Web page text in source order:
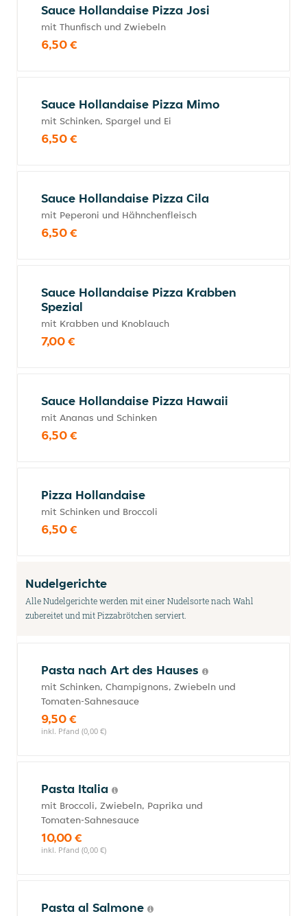
Sauce Hollandaise Pizza Josi
mit Thunfisch und Zwiebeln
6,50 €
Sauce Hollandaise Pizza Mimo
mit Schinken, Spargel und Ei
6,50 €
Sauce Hollandaise Pizza Cila
mit Peperoni und Hähnchenfleisch
6,50 €
Sauce Hollandaise Pizza Krabben
Spezial
mit Krabben und Knoblauch
7,00 €
Sauce Hollandaise Pizza Hawaii
mit Ananas und Schinken
6,50 €
Pizza Hollandaise
mit Schinken und Broccoli
6,50 €
Nudelgerichte
Alle Nudelgerichte werden mit einer Nudelsorte nach Wahl
zubereitet und mit Pizzabrötchen serviert.
Pasta nach Art des Hauses
mit Schinken, Champignons, Zwiebeln und
Tomaten-Sahnesauce
9,50 €
inkl. Pfand (0,00 €)
Pasta Italia
mit Broccoli, Zwiebeln, Paprika und
Tomaten-Sahnesauce
10,00 €
inkl. Pfand (0,00 €)
Pasta al Salmone